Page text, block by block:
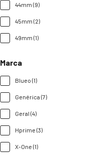
44mm (9)
45mm (2)
49mm (1)
Marca
Blueo (1)
Genérica (7)
Geral (4)
Hprime (3)
X-One (1)